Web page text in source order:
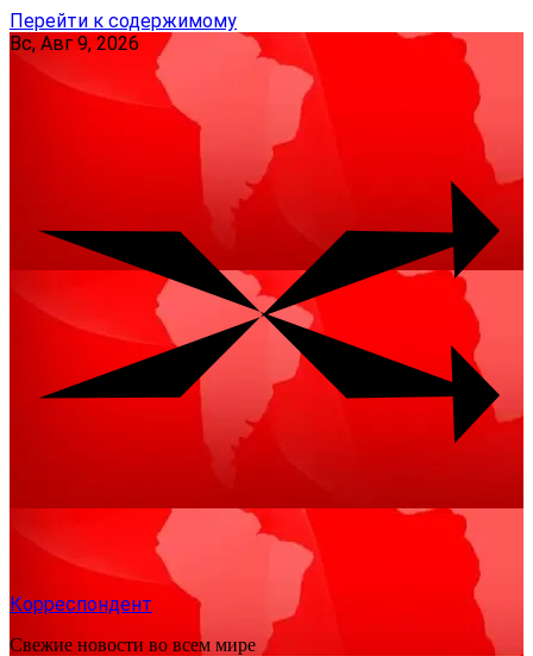
Перейти к содержимому
Вс, Авг 9, 2026
Корреспондент
Свежие новости во всем мире